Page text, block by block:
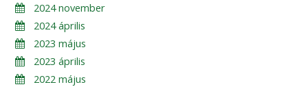
2024 november
2024 április
2023 május
2023 április
2022 május